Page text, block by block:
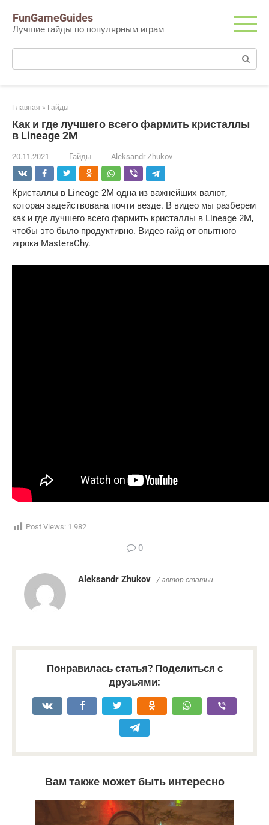
контенту
FunGameGuides
Лучшие гайды по популярным играм
Поиск:
Главная » Гайды
Как и где лучшего всего фармить кристаллы
в Lineage 2M
20.11.2021 Гайды Aleksandr Zhukov
Кристаллы в Lineage 2M одна из важнейших валют,
которая задействована почти везде. В видео мы разберем
как и где лучшего всего фармить кристаллы в Lineage 2M,
чтобы это было продуктивно. Видео гайд от опытного
игрока MasteraChy.
Post Views: 1 982
0
Aleksandr Zhukov / автор статьи
Понравилась статья? Поделиться с
друзьями:
Вам также может быть интересно